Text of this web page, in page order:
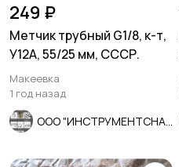
249 ₽
Метчик трубный G1/8, к-т,
У12А, 55/25 мм, СССР.
Макеевка
1 год назад